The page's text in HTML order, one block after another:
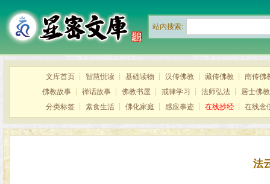
站内搜索:
文库首页 ┊ 智慧悦读 ┊ 基础读物 ┊ 汉传佛教 ┊ 藏传佛教 ┊ 南传佛
佛教故事 ┊ 禅话故事 ┊ 佛教书屋 ┊ 戒律学习 ┊ 法师弘法 ┊ 居士佛教
分类标签 ┊ 素食生活 ┊ 佛化家庭 ┊ 感应事迹 ┊ 在线抄经 ┊ 在线念
法